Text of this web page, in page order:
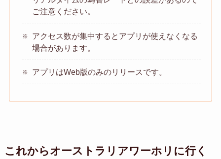
ご注意ください。
アクセス数が集中するとアプリが使えなくなる
場合があります。
アプリはWeb版のみのリリースです。
これからオーストラリアワーホリに行く